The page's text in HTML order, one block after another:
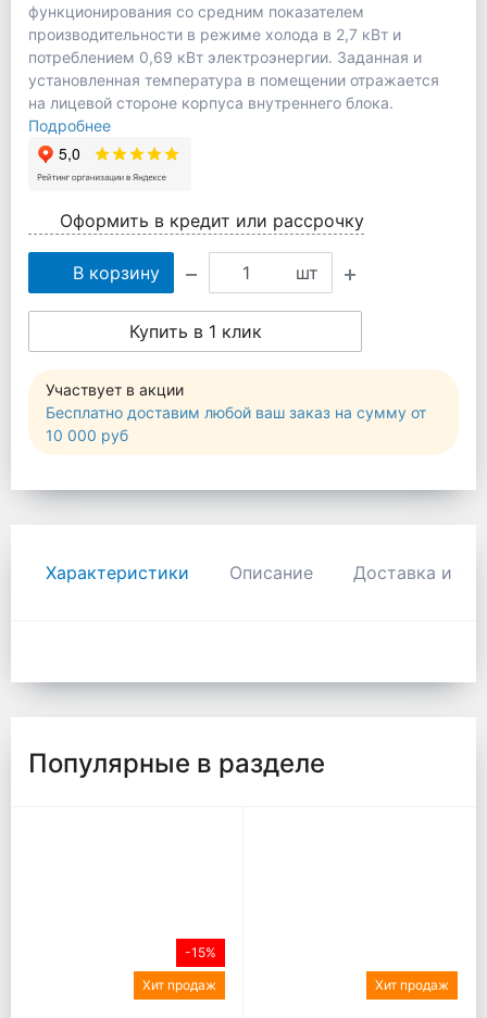
функционирования со средним показателем
производительности в режиме холода в 2,7 кВт и
потреблением 0,69 кВт электроэнергии. Заданная и
установленная температура в помещении отражается
на лицевой стороне корпуса внутреннего блока.
Подробнее
Оформить в кредит или рассрочку
В корзину шт
Купить в 1 клик
Участвует в акции
Бесплатно доставим любой ваш заказ на сумму от
10 000 руб
Характеристики Описание Доставка и
Популярные в разделе
-15%
Хит продаж
Хит продаж